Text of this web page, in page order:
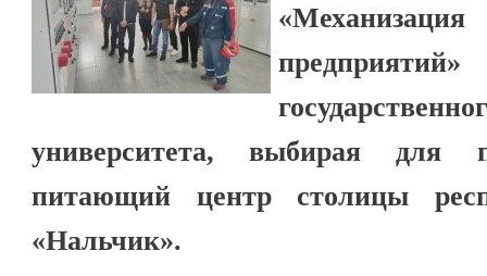
предприятий»
университета, выбирая для
питающий центр столицы
«Нальчик».